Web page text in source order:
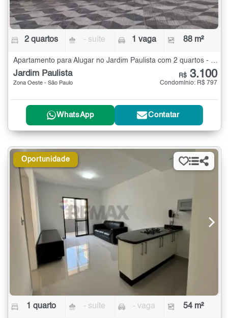
2 quartos - suíte 1 vaga 88 m²
Apartamento para Alugar no Jardim Paulista com 2 quartos - 88 m²
Jardim Paulista
Zona Oeste - São Paulo
R$ 3.100
Condomínio: R$ 797
WhatsApp Contatar
Oportunidade
1 quarto - suíte - vaga 54 m²